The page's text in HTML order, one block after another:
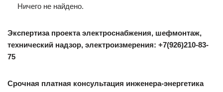
Ничего не найдено.
Экспертиза проекта электроснабжения, шефмонтаж,
технический надзор, электроизмерения: +7(926)210-83-
75
Срочная платная консультация инженера-энергетика